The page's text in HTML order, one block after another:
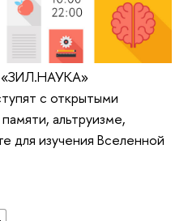
«ЗИЛ.НАУКА»
с открытыми
альтруизме,
для изучения Вселенной